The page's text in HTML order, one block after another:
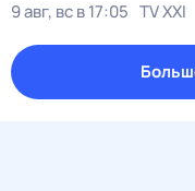
9 авг, вс в 17:05 TV XXI